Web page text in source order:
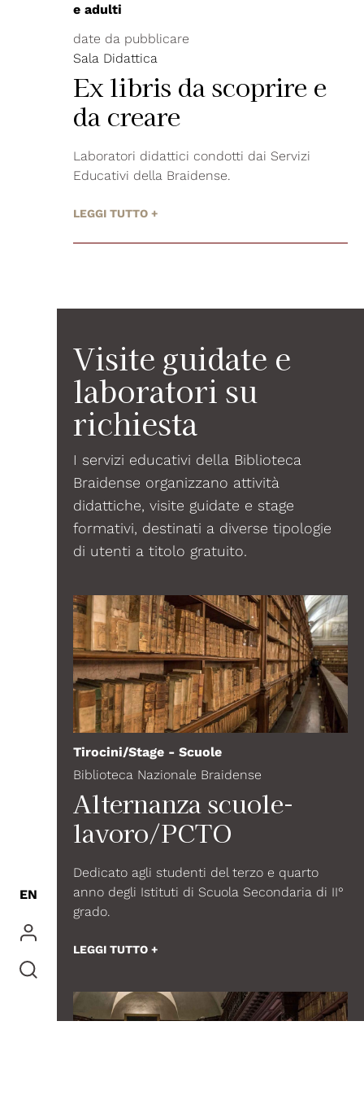
EN
e adulti
date da pubblicare
Sala Didattica
Ex libris da scoprire e
da creare
Laboratori didattici condotti dai Servizi
Educativi della Braidense.
LEGGI TUTTO +
Visite guidate e
laboratori su
richiesta
I servizi educativi della Biblioteca
Braidense organizzano attività
didattiche, visite guidate e stage
formativi, destinati a diverse tipologie
di utenti a titolo gratuito.
Tirocini/Stage - Scuole
Biblioteca Nazionale Braidense
Alternanza scuole-
lavoro/PCTO
Dedicato agli studenti del terzo e quarto
anno degli Istituti di Scuola Secondaria di II°
grado.
LEGGI TUTTO +